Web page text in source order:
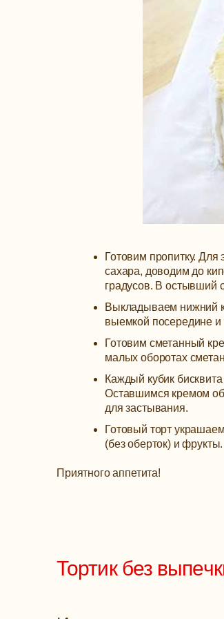
Готовим пропитку.
сахара, доводим до
градусов. В остывший
Выкладываем нижний
выемкой посередине
Готовим сметанный
малых оборотах
Каждый кубик
Оставшимся кремом
для застывания.
Готовый торт
(без оберток) и
Приятного аппетита!
Тортик без